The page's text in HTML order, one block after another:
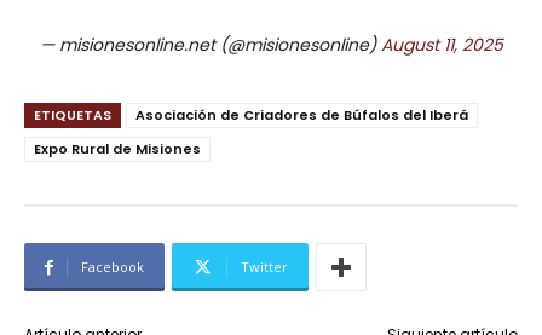
— misionesonline.net (@misionesonline)August 11, 2025
ETIQUETAS
Asociación de Criadores de Búfalos del Iberá
Expo Rural de Misiones
Facebook Twitter